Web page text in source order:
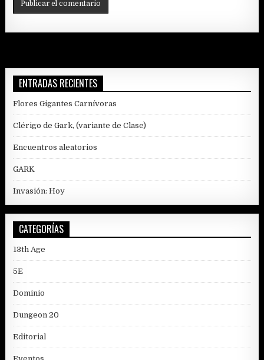
ENTRADAS RECIENTES
Flores Gigantes Carnívoras
Clérigo de Gark, (variante de Clase)
Encuentros aleatorios
GARK
Invasión: Hoy
CATEGORÍAS
13th Age
5E
Dominio
Dungeon 20
Editorial